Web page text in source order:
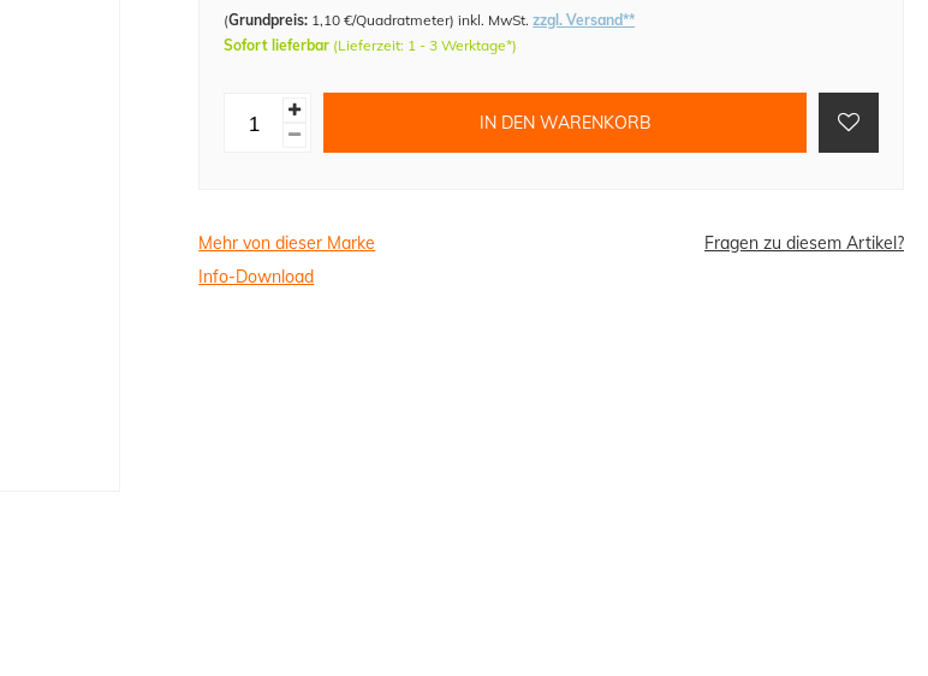
(Grundpreis: 1,10 €/Quadratmeter)inkl. MwSt.zzgl. Versand**
Sofort lieferbar (Lieferzeit: 1 - 3 Werktage*)
IN DEN WARENKORB
Mehr von dieser Marke
Fragen zu diesem Artikel?
Info-Download